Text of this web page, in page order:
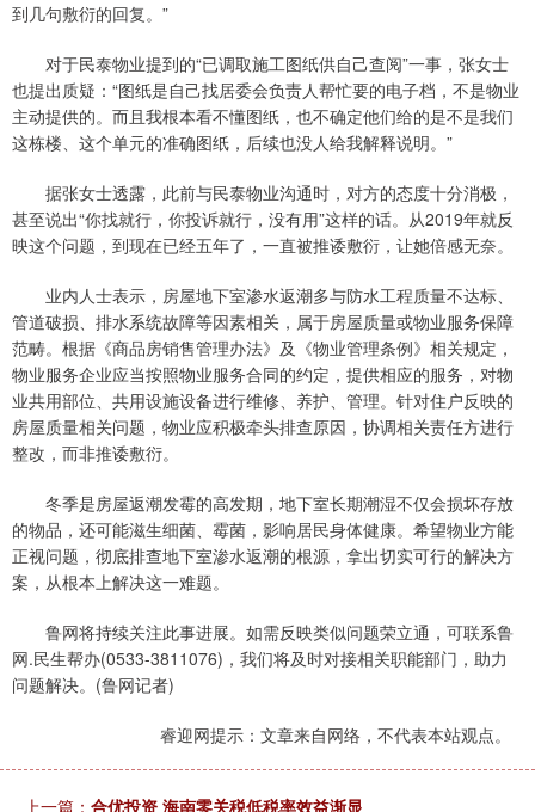
到几句敷衍的回复。”
对于民泰物业提到的“已调取施工图纸供自己查阅”一事，张女士
也提出质疑：“图纸是自己找居委会负责人帮忙要的电子档，不是物业
主动提供的。而且我根本看不懂图纸，也不确定他们给的是不是我们
这栋楼、这个单元的准确图纸，后续也没人给我解释说明。”
据张女士透露，此前与民泰物业沟通时，对方的态度十分消极，
甚至说出“你找就行，你投诉就行，没有用”这样的话。从2019年就反
映这个问题，到现在已经五年了，一直被推诿敷衍，让她倍感无奈。
业内人士表示，房屋地下室渗水返潮多与防水工程质量不达标、
管道破损、排水系统故障等因素相关，属于房屋质量或物业服务保障
范畴。根据《商品房销售管理办法》及《物业管理条例》相关规定，
物业服务企业应当按照物业服务合同的约定，提供相应的服务，对物
业共用部位、共用设施设备进行维修、养护、管理。针对住户反映的
房屋质量相关问题，物业应积极牵头排查原因，协调相关责任方进行
整改，而非推诿敷衍。
冬季是房屋返潮发霉的高发期，地下室长期潮湿不仅会损坏存放
的物品，还可能滋生细菌、霉菌，影响居民身体健康。希望物业方能
正视问题，彻底排查地下室渗水返潮的根源，拿出切实可行的解决方
案，从根本上解决这一难题。
鲁网将持续关注此事进展。如需反映类似问题荣立通，可联系鲁
网.民生帮办(0533-3811076)，我们将及时对接相关职能部门，助力
问题解决。(鲁网记者)
睿迎网提示：文章来自网络，不代表本站观点。
上一篇： 合优投资 海南零关税低税率效益渐显